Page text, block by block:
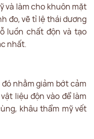
và làm cho khuôn mặt
đo, vẽ tỉ lệ thái dương
luồn chất độn và tạo
nhất.
nhằm giảm bớt cảm
liệu độn vào để làm
khâu thẩm mỹ vết